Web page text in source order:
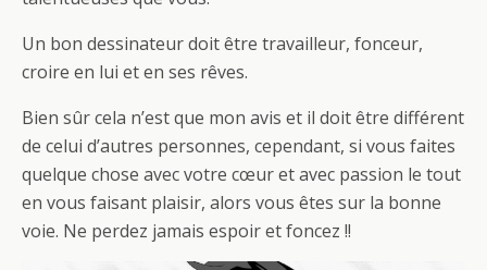
Un bon dessinateur doit être travailleur, fonceur,
croire en lui et en ses rêves.
Bien sûr cela n’est que mon avis et il doit être différent
de celui d’autres personnes, cependant, si vous faites
quelque chose avec votre cœur et avec passion le tout
en vous faisant plaisir, alors vous êtes sur la bonne
voie. Ne perdez jamais espoir et foncez !!